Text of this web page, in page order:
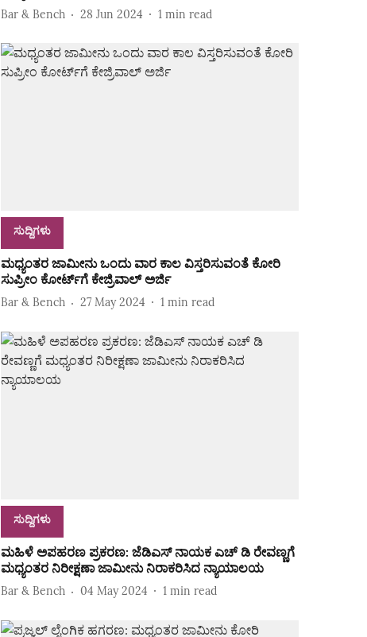
Bar & Bench 28 Jun 2024 1 min read
ಸುದ್ದಿಗಳು
ಮಧ್ಯಂತರ ಜಾಮೀನು ಒಂದು ವಾರ ಕಾಲ ವಿಸ್ತರಿಸುವಂತೆ ಕೋರಿ
ಸುಪ್ರೀಂ ಕೋರ್ಟ್‌ಗೆ ಕೇಜ್ರಿವಾಲ್ ಅರ್ಜಿ
Bar & Bench 27 May 2024 1 min read
ಸುದ್ದಿಗಳು
ಮಹಿಳೆ ಅಪಹರಣ ಪ್ರಕರಣ: ಜೆಡಿಎಸ್‌ ನಾಯಕ ಎಚ್‌ ಡಿ ರೇವಣ್ಣಗೆ
ಮಧ್ಯಂತರ ನಿರೀಕ್ಷಣಾ ಜಾಮೀನು ನಿರಾಕರಿಸಿದ ನ್ಯಾಯಾಲಯ
Bar & Bench 04 May 2024 1 min read